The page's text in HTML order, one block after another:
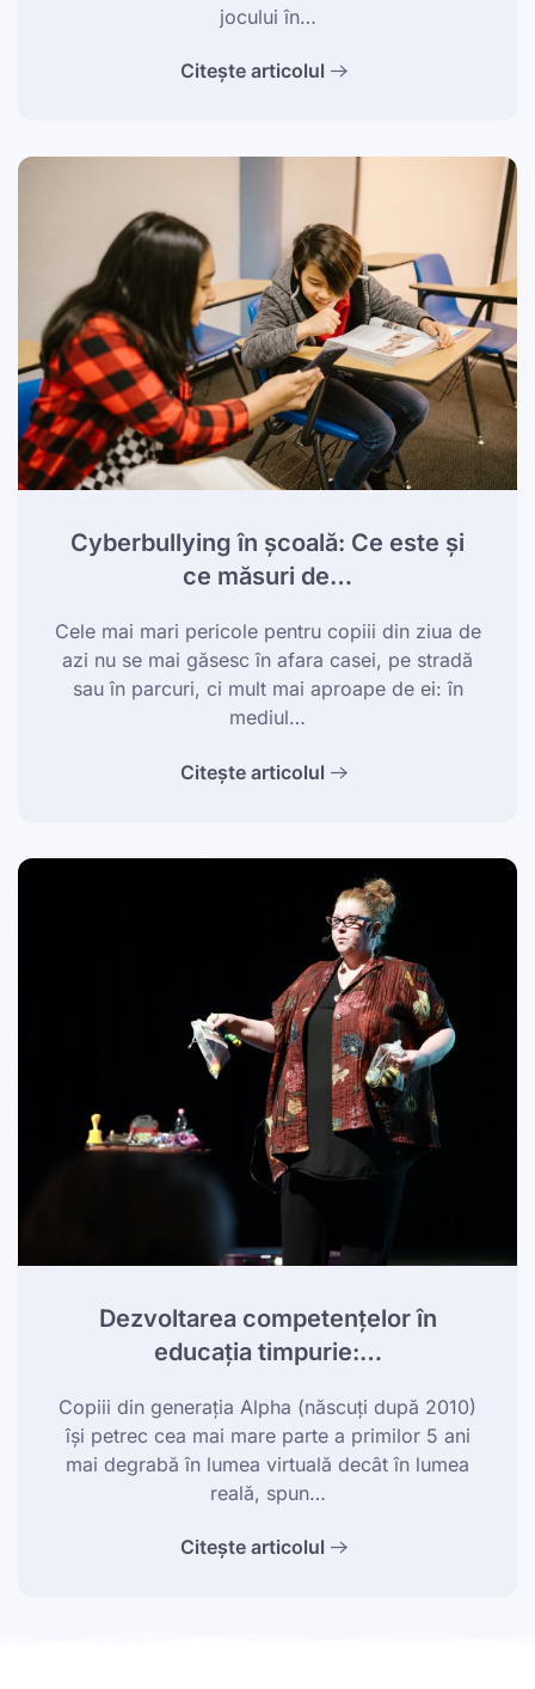
jocului în…
Citește articolul
Cyberbullying în școală: Ce este și
ce măsuri de…
Cele mai mari pericole pentru copiii din ziua de
azi nu se mai găsesc în afara casei, pe stradă
sau în parcuri, ci mult mai aproape de ei: în
mediul…
Citește articolul
Dezvoltarea competențelor în
educația timpurie:…
Copiii din generația Alpha (născuți după 2010)
își petrec cea mai mare parte a primilor 5 ani
mai degrabă în lumea virtuală decât în lumea
reală, spun…
Citește articolul